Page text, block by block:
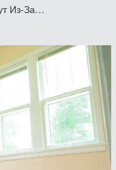
Из-За…